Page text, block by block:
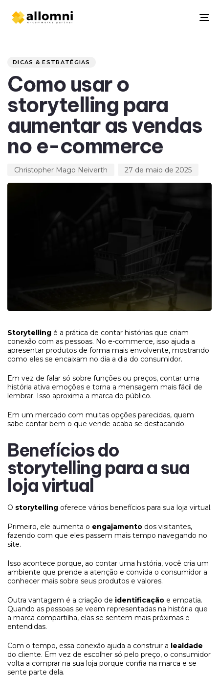
DICAS & ESTRATÉGIAS
Como usar o
storytelling para
aumentar as vendas
no e-commerce
Christopher Mago Neiverth 27 de maio de 2025
Storytelling é a prática de contar histórias que criam
conexão com as pessoas. No e-commerce, isso ajuda a
apresentar produtos de forma mais envolvente, mostrando
como eles se encaixam no dia a dia do consumidor.
Em vez de falar só sobre funções ou preços, contar uma
história ativa emoções e torna a mensagem mais fácil de
lembrar. Isso aproxima a marca do público.
Em um mercado com muitas opções parecidas, quem
sabe contar bem o que vende acaba se destacando.
Benefícios do
storytelling para a sua
loja virtual
O storytelling oferece vários benefícios para sua loja virtual.
Primeiro, ele aumenta o engajamento dos visitantes,
fazendo com que eles passem mais tempo navegando no
site.
Isso acontece porque, ao contar uma história, você cria um
ambiente que prende a atenção e convida o consumidor a
conhecer mais sobre seus produtos e valores.
Outra vantagem é a criação de identificação e empatia.
Quando as pessoas se veem representadas na história que
a marca compartilha, elas se sentem mais próximas e
entendidas.
Com o tempo, essa conexão ajuda a construir a lealdade
do cliente. Em vez de escolher só pelo preço, o consumidor
volta a comprar na sua loja porque confia na marca e se
sente parte dela.